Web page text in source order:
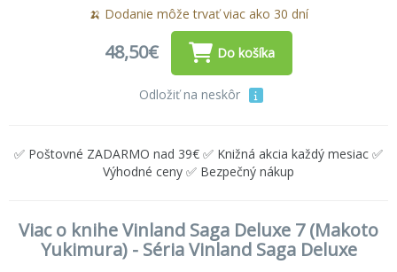
🍌 Dodanie môže trvať viac ako 30 dní
48,50€ Do košíka
Odložiť na neskôr
✅ Poštovné ZADARMO nad 39€ ✅ Knižná akcia každý mesiac ✅
Výhodné ceny ✅ Bezpečný nákup
Viac o knihe Vinland Saga Deluxe 7 (Makoto
Yukimura) - Séria Vinland Saga Deluxe